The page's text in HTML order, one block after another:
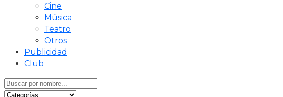
Cine
Música
Teatro
Otros
Publicidad
Club